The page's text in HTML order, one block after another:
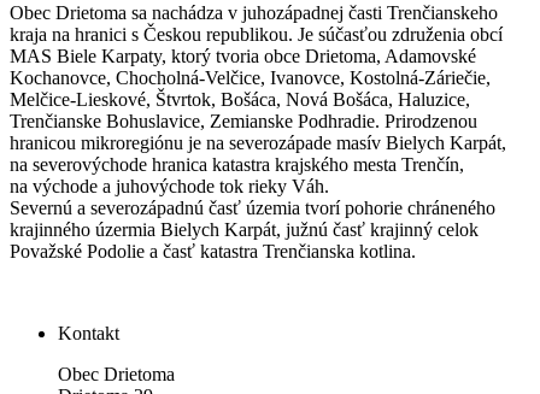
Obec Drietoma sa nachádza v juhozápadnej časti Trenčianskeho
kraja na hranici s Českou republikou. Je súčasťou združenia obcí
MAS Biele Karpaty, ktorý tvoria obce Drietoma, Adamovské
Kochanovce, Chocholná-Velčice, Ivanovce, Kostolná-Záriečie,
Melčice-Lieskové, Štvrtok, Bošáca, Nová Bošáca, Haluzice,
Trenčianske Bohuslavice, Zemianske Podhradie. Prirodzenou
hranicou mikroregiónu je na severozápade masív Bielych Karpát,
na severovýchode hranica katastra krajského mesta Trenčín,
na východe a juhovýchode tok rieky Váh.
Severnú a severozápadnú časť územia tvorí pohorie chráneného
krajinného úzermia Bielych Karpát, južnú časť krajinný celok
Považské Podolie a časť katastra Trenčianska kotlina.
Kontakt
Obec Drietoma